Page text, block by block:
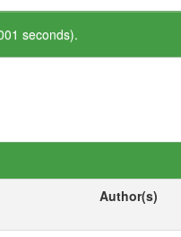
seconds).
Author(s)